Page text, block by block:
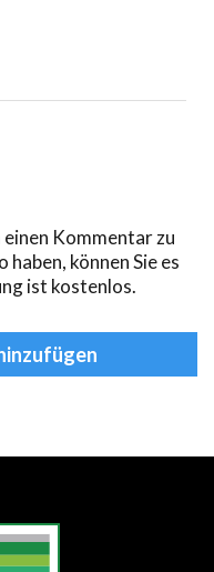
einen Kommentar zu
haben, können Sie es
ist kostenlos.